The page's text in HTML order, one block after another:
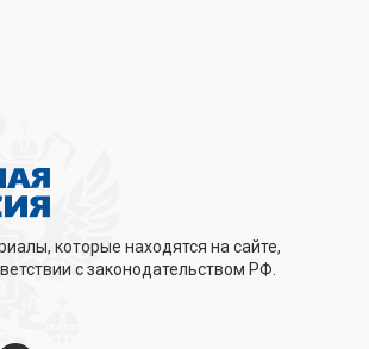
которые находятся на сайте,
с законодательством РФ.